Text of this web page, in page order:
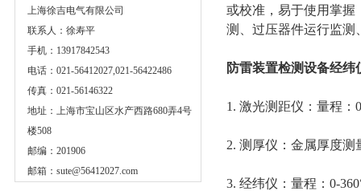
上海徐吉电气有限公司
联系人：徐寿平
手机：13917842543
电话：021-56412027,021-56422486
传真：021-56146322
地址：上海市宝山区水产西路680弄4号
楼508
邮编：201906
邮箱： sute@56412027.com
或校准，易于使用掌握
测、过压器件运行监测
防雷装置检测设备经纬
1. 激光测距仪：量程：
2. 测厚仪：金属厚度
3. 经纬仪：量程：0-